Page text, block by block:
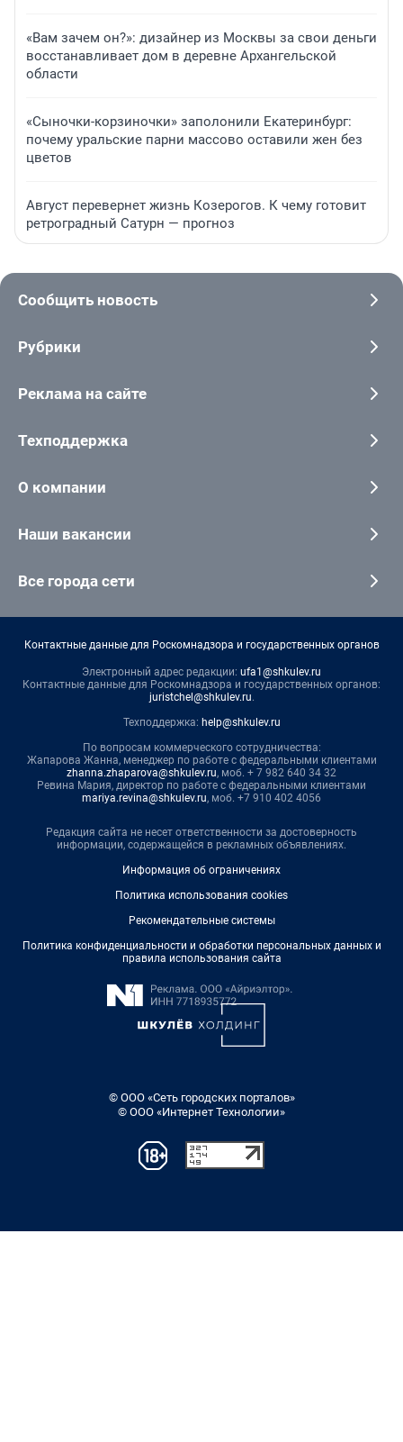
«Вам зачем он?»: дизайнер из Москвы за свои деньги
восстанавливает дом в деревне Архангельской
области
«Сыночки-корзиночки» заполонили Екатеринбург:
почему уральские парни массово оставили жен без
цветов
Август перевернет жизнь Козерогов. К чему готовит
ретроградный Сатурн — прогноз
Сообщить новость
Рубрики
Реклама на сайте
Техподдержка
О компании
Наши вакансии
Все города сети
Контактные данные для Роскомнадзора и государственных органов
Электронный адрес редакции: ufa1@shkulev.ru
Контактные данные для Роскомнадзора и государственных органов:
juristchel@shkulev.ru.
Техподдержка: help@shkulev.ru
По вопросам коммерческого сотрудничества:
Жапарова Жанна, менеджер по работе с федеральными клиентами
zhanna.zhaparova@shkulev.ru, моб. + 7 982 640 34 32
Ревина Мария, директор по работе с федеральными клиентами
mariya.revina@shkulev.ru, моб. +7 910 402 4056
Редакция сайта не несет ответственности за достоверность
информации, содержащейся в рекламных объявлениях.
Информация об ограничениях
Политика использования cookies
Рекомендательные системы
Политика конфиденциальности и обработки персональных данных и
правила использования сайта
© ООО «Сеть городских порталов»
© ООО «Интернет Технологии»